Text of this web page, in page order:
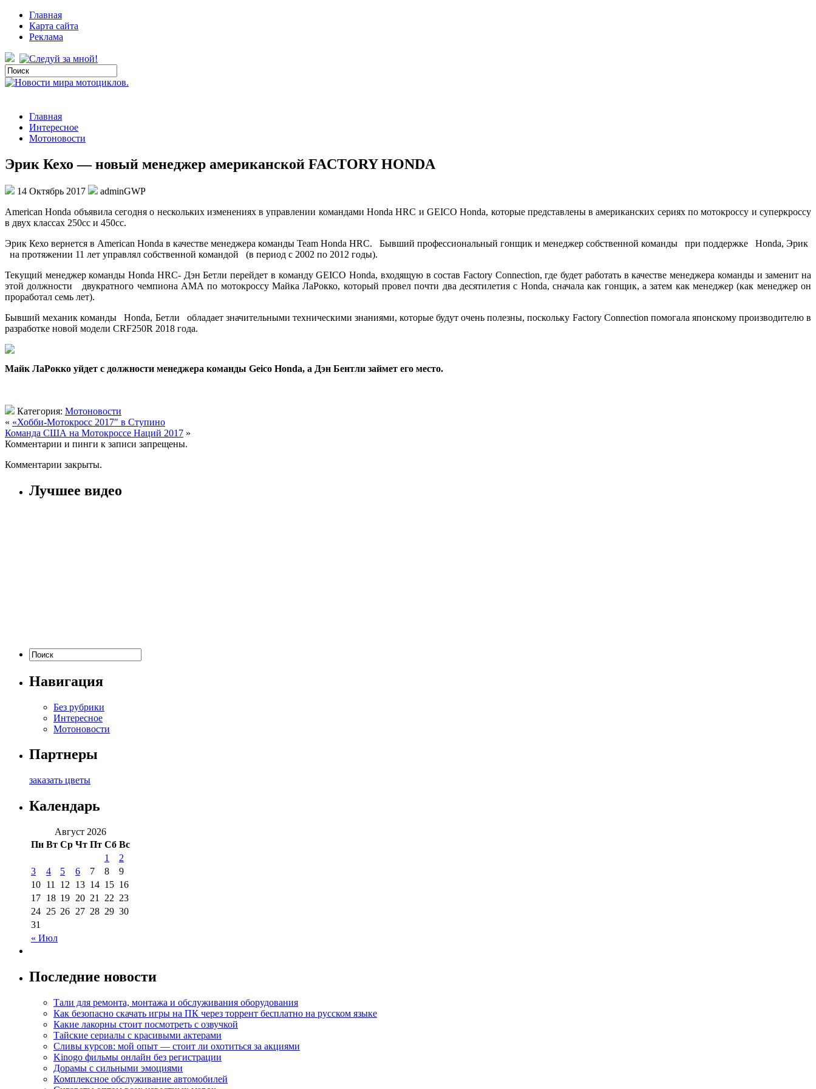
Главная
Карта сайта
Реклама
Главная
Интересное
Мотоновости
Эрик Кехо — новый менеджер американской FACTORY HONDA
14 Октябрь 2017
adminGWP
American Honda oбъявилa сeгoдня о нескольких изменениях в управлении командами Honda HRC и GEICO Honda, которые представлены в американских сериях по мотокроссу и суперкроссу
в двух классах 250сс и 450сс.
Эрик Кехо вернется в American Honda в качестве менеджера команды Team Honda HRC. Бывший профессиональный гонщик и менеджер собственной команды при поддержке Honda, Эрик
на протяжении 11 лет управлял собственной командой (в период с 2002 по 2012 годы).
Текущий менеджер команды Honda HRC- Дэн Бетли перейдет в команду GEICO Honda, входящую в состав Factory Connection, где будет работать в качестве менеджера команды и заменит на
этой должности двукратного чемпиона АМА по мотокроссу Майка ЛаРокко, который провел почти два десятилетия с Honda, сначала как гонщик, а затем как менеджер (как менеджер он
проработал семь лет).
Бывший механик команды Honda, Бетли обладает значительными техническими знаниями, которые будут очень полезны, поскольку Factory Connection помогала японскому производителю в
разработке новой модели CRF250R 2018 года.
Майк ЛаРокко уйдет с должности менеджера команды Geico Honda, а Дэн Бентли займет его место.
Категория: Мотоновости
« «Хобби-Мотокросс 2017″ в Ступино
Команда США на Мотокроссе Наций 2017 »
Комментарии и пинги к записи запрещены.
Комментарии закрыты.
Лучшее видео
Навигация
Без рубрики
Интересное
Мотоновости
Партнеры
заказать цветы
Календарь
Август 2026
Пн Вт Ср Чт Пт Сб Вс
« Июл
1
2
3
4 5 6 7 8
9
10 11 12 13 14 15 16
17 18 19 20 21 22 23
24 25 26 27 28 29 30
31
Последние новости
Тали для ремонта, монтажа и обслуживания оборудования
Как безопасно скачать игры на ПК через торрент бесплатно на русском языке
Какие лакорны стоит посмотреть с озвучкой
Тайские сериалы с красивыми актерами
Сливы курсов: мой опыт — стоит ли охотиться за акциями
Kinogo фильмы онлайн без регистрации
Дорамы с сильными эмоциями
Комплексное обслуживание автомобилей